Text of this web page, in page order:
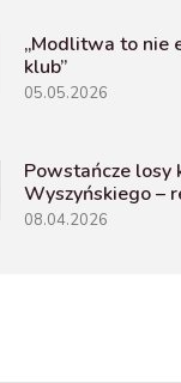
„Modlitwa to nie
klub”
05.05.2026
Powstańcze losy
Wyszyńskiego –
08.04.2026